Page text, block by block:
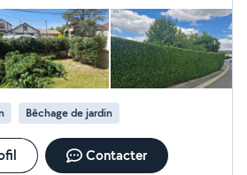
l'entretien de vos extérieurs.
Bêchage de jardin
Contacter